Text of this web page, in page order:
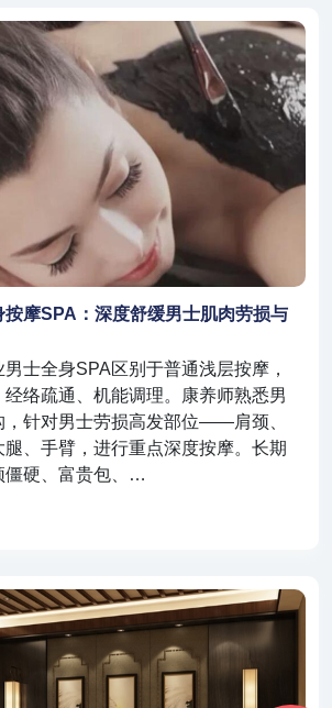
按摩SPA：深度舒缓男士肌肉劳损与
士全身SPA区别于普通浅层按摩，
络疏通、机能调理。康养师熟悉男
，针对男士劳损高发部位——肩颈、
腿、手臂，进行重点深度按摩。长期
僵硬、富贵包、…